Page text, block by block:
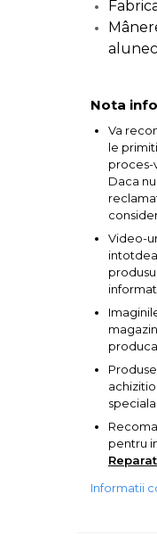
Aparate de Curatat cu
Cutii Depozitare
Chinga & Suport
Organizatoare
Maturi, Mopuri, Galeti
Microscoape
Nota
Va
le
proces-
Daca
Video-
pentru
Informatii